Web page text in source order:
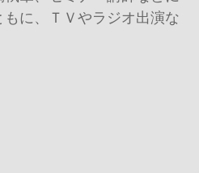
に、ＴＶやラジオ出演な